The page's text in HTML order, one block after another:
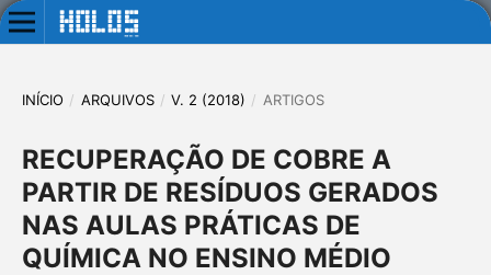
INÍCIO / ARQUIVOS / V. 2 (2018) / ARTIGOS
RECUPERAÇÃO DE COBRE A
PARTIR DE RESÍDUOS GERADOS
NAS AULAS PRÁTICAS DE
QUÍMICA NO ENSINO MÉDIO